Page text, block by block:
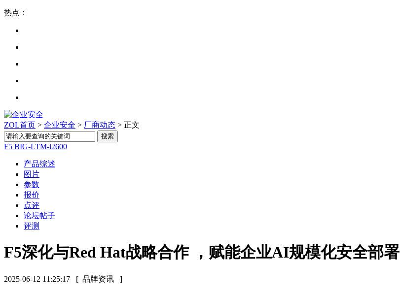
热点：
ZOL首页 > 企业安全 > 厂商动态 > 正文
F5 BIG-LTM-i2600
产品综述
图片
参数
报价
点评
论坛帖子
评测
F5深化与Red Hat战略合作 ，赋能企业AI规模化安全部署
2025-06-12 11:25:17 [ 品牌资讯 ]